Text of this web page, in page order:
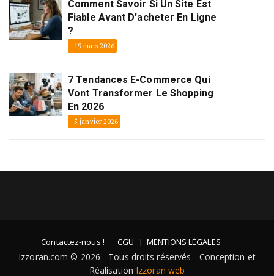
Comment Savoir Si Un Site Est
Fiable Avant D’acheter En Ligne
?
19 mars 2026
7 Tendances E-Commerce Qui
Vont Transformer Le Shopping
En 2026
5 janvier 2026
Contactez-nous ! CGU MENTIONS LÉGALES
Izzoran.com © 2026 - Tous droits réservés - Conception et
Réalisation Izzoran web